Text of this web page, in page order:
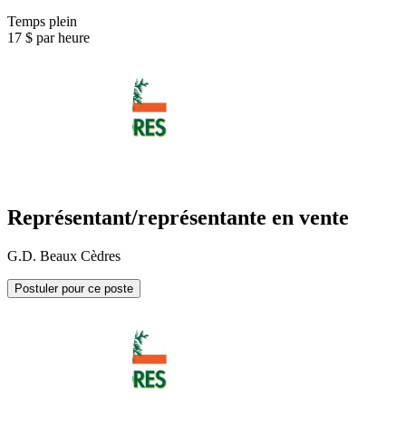
Temps plein
17 $ par heure
Représentant/représentante en vente
G.D. Beaux Cèdres
Postuler pour ce poste